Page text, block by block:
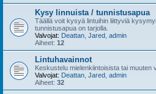
Kysy linnuista / tunnistusapua
Täällä voit kysyä lintuihin liittyviä
tunnistusapua on tarjolla.
Valvojat: Deattan Jared admin
Aiheet: 12
Lintuhavainnot
Keskustelu mielenkiintoisista tai muuten
Valvojat: Deattan Jared admin
Aiheet: 32